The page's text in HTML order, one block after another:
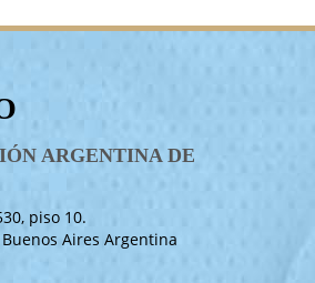
ARGENTINA DE
piso 10.
Aires Argentina